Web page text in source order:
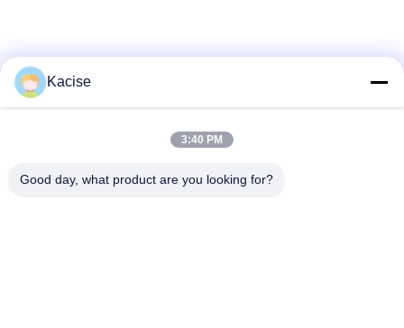
Kacise
3:40 PM
Good day, what product are you looking for?